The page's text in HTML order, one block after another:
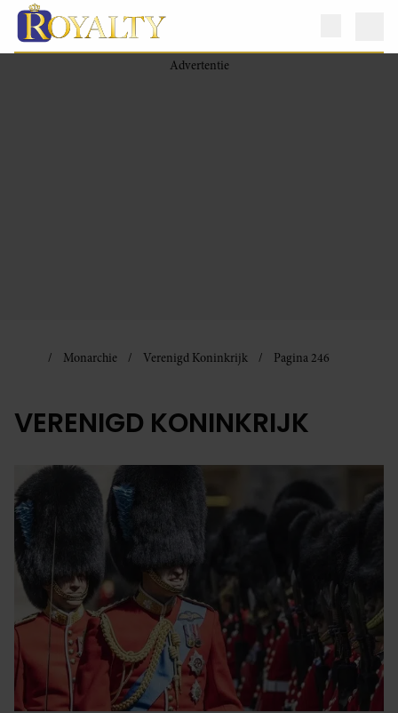
Monarchie Verenigd Koninkrijk Pagina 246
VERENIGD KONINKRIJK